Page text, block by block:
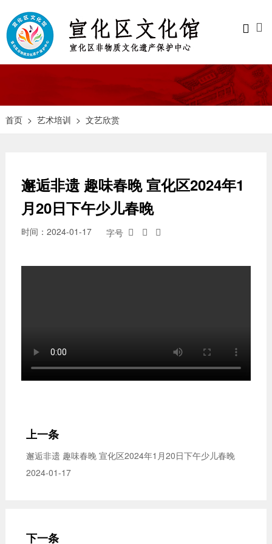


首页 > 艺术培训 > 文艺欣赏
邂逅非遗 趣味春晚 宣化区2024年1
月20日下午少儿春晚
时间：2024-01-17 字号   
上一条
邂逅非遗 趣味春晚 宣化区2024年1月20日下午少儿春晚
2024-01-17
下一条